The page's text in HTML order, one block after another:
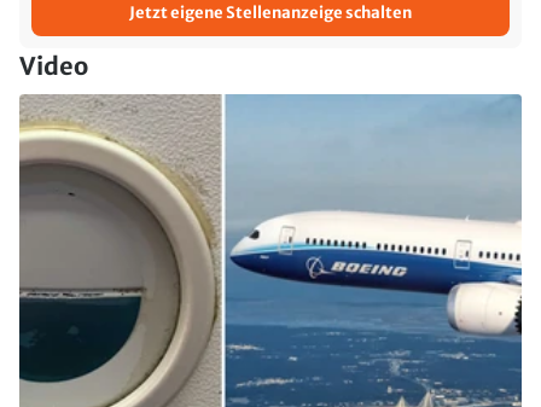
Jetzt eigene Stellenanzeige schalten
Video